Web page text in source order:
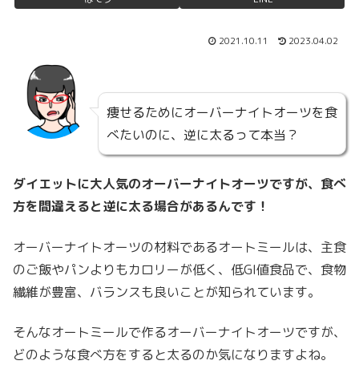
2021.10.11 2023.04.02
痩せるためにオーバーナイトオーツを食
べたいのに、逆に太るって本当？
ダイエットに大人気のオーバーナイトオーツですが、食べ
方を間違えると逆に太る場合があるんです！
オーバーナイトオーツの材料であるオートミールは、主食
のご飯やパンよりもカロリーが低く、低GI値食品で、食物
繊維が豊富、バランスも良いことが知られています。
そんなオートミールで作るオーバーナイトオーツですが、
どのような食べ方をすると太るのか気になりますよね。